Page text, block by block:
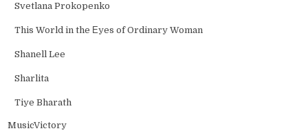
Svetlana Prokopenko
This World in the Еyes of Ordinary Woman
Shanell Lee
Sharlita
Tiye Bharath
MusicVictory